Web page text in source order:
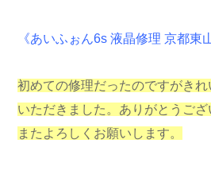
《あいふぉん6s 液晶修理 京都東
初めての修理だったのですがきれ
いただきました。ありがとうござ
またよろしくお願いします。